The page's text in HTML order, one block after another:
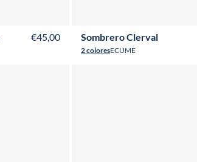
€45,00 Sombrero Clerval
2 coloresECUME